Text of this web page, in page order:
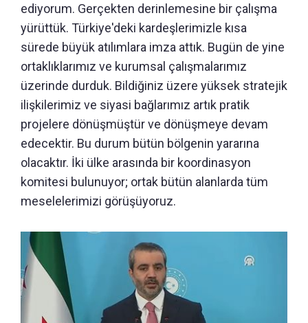
ediyorum. Gerçekten derinlemesine bir çalışma
yürüttük. Türkiye'deki kardeşlerimizle kısa
sürede büyük atılımlara imza attık. Bugün de yine
ortaklıklarımız ve kurumsal çalışmalarımız
üzerinde durduk. Bildiğiniz üzere yüksek stratejik
ilişkilerimiz ve siyasi bağlarımız artık pratik
projelere dönüşmüştür ve dönüşmeye devam
edecektir. Bu durum bütün bölgenin yararına
olacaktır. İki ülke arasında bir koordinasyon
komitesi bulunuyor; ortak bütün alanlarda tüm
meselelerimizi görüşüyoruz.